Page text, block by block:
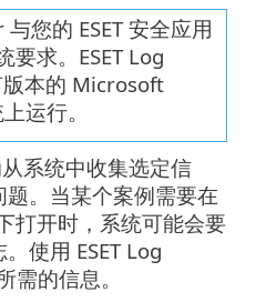
您的 ESET 安全应用
要求。ESET Log
本的 Microsoft
运行。
系统中收集选定信
。当某个案例需要在
打开时，系统可能会要
使用 ESET Log
的信息。